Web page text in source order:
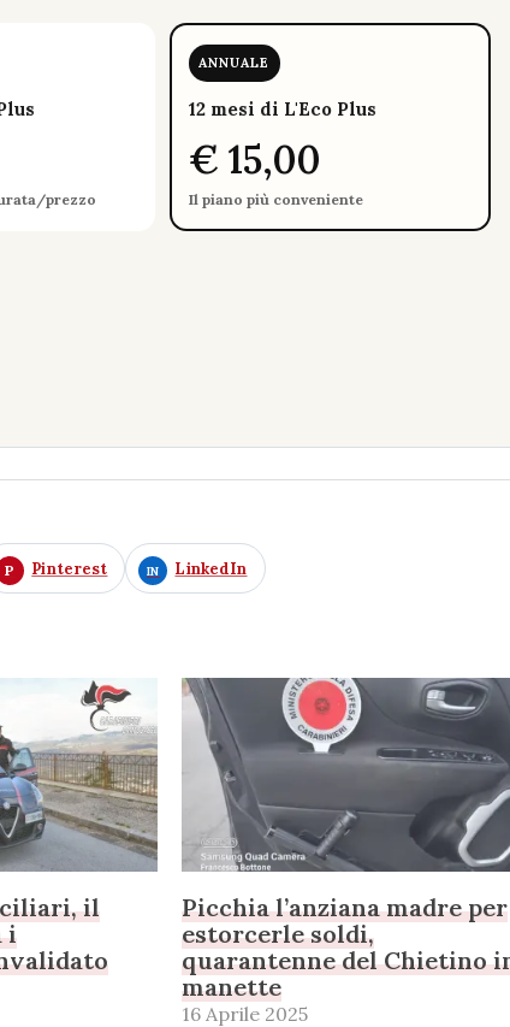
prezzo
ANNUALE
12 mesi di L'Eco Plus
€ 15,00
Il piano più conveniente
Pinterest LinkedIn
il
i
Picchia l’anziana madre per
estorcerle soldi,
quarantenne del Chietino
manette
16 Aprile 2025